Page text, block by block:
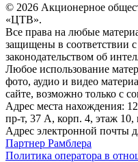
© 2026 Акционерное
«ЦТВ».
Все права на любые
защищены в соответствии
законодательством об
Любое использование
фото, аудио и видео
сайте, возможно только с
Адрес места нахождения:
пр-т, 37 А, корп. 4, этаж
Адрес электронной почты
Партнер Рамблера
Политика оператора в